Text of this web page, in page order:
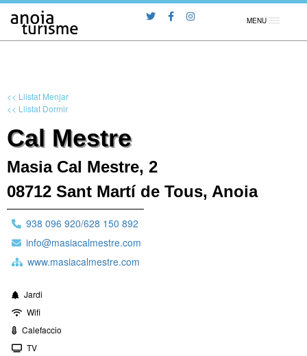
MENU
<< Llistat Menjar
<< Llistat Dormir
Cal Mestre
Masia Cal Mestre, 2
08712 Sant Martí de Tous, Anoia
938 096 920/628 150 892
info@masiacalmestre.com
www.masiacalmestre.com
Jardi
Wifi
Calefaccio
TV